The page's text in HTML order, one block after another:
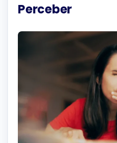
Perceber